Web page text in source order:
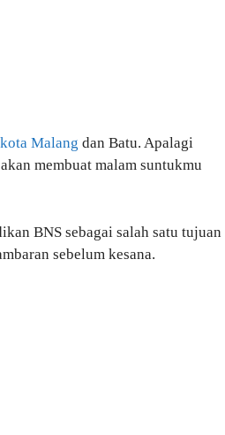
Malang dan Batu. Apalagi
membuat malam suntukmu
BNS sebagai salah satu tujuan
sebelum kesana.